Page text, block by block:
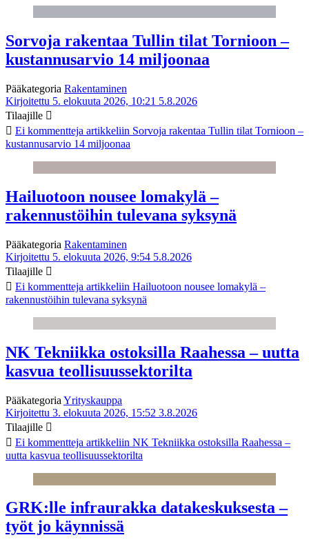
Sorvoja rakentaa Tullin tilat Tornioon –
kustannusarvio 14 miljoonaa
Pääkategoria Rakentaminen
Kirjoitettu 5. elokuuta 2026, 10:21 5.8.2026
Tilaajille
Ei kommentteja artikkeliin Sorvoja rakentaa Tullin tilat Tornioon –
kustannusarvio 14 miljoonaa
Hailuotoon nousee lomakylä –
rakennustöihin tulevana syksynä
Pääkategoria Rakentaminen
Kirjoitettu 5. elokuuta 2026, 9:54 5.8.2026
Tilaajille
Ei kommentteja artikkeliin Hailuotoon nousee lomakylä –
rakennustöihin tulevana syksynä
NK Tekniikka ostoksilla Raahessa – uutta
kasvua teollisuussektorilta
Pääkategoria Yrityskauppa
Kirjoitettu 3. elokuuta 2026, 15:52 3.8.2026
Tilaajille
Ei kommentteja artikkeliin NK Tekniikka ostoksilla Raahessa –
uutta kasvua teollisuussektorilta
GRK:lle infraurakka datakeskuksesta –
työt jo käynnissä